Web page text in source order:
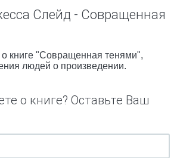
Слейд - Совращенная
книге "Совращенная тенями",
людей о произведении.
о книге? Оставьте Ваш